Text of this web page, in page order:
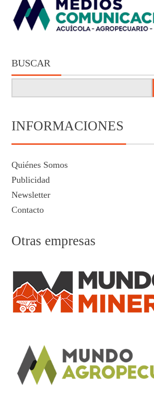
BUSCAR
INFORMACIONES
Quiénes Somos
Publicidad
Newsletter
Contacto
Otras empresas